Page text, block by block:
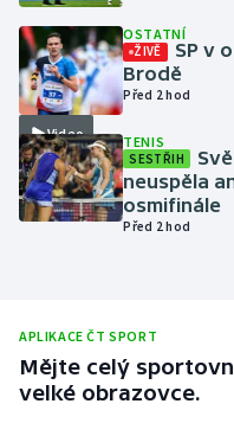
Moderní pětiboj
Motorsport
Olympijské hry
Parasport
Plážový volejbal
Ragby
Video
OSTATNÍ
ŽIVĚ
SP v
Brodě
Před 2 hod
TENIS
SESTŘIH
neuspěla
osmifinále
Před 2 hod
APLIKACE ČT SPORT
Mějte celý
velké obrazovce.